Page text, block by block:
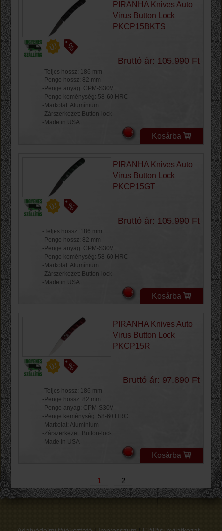
PIRANHA Knives Auto
Virus Button Lock
PKCP15BKTS
Bruttó ár: 105.990 Ft
-Teljes hossz: 186 mm
-Penge hossz: 82 mm
-Penge anyag: CPM-S30V
-Penge keménység: 58-60 HRC
-Markolat: Alumínium
-Zárszerkezet: Button-lock
-Made in USA
Kosárba
PIRANHA Knives Auto
Virus Button Lock
PKCP15GT
Bruttó ár: 105.990 Ft
-Teljes hossz: 186 mm
-Penge hossz: 82 mm
-Penge anyag: CPM-S30V
-Penge keménység: 58-60 HRC
-Markolat: Alumínium
-Zárszerkezet: Button-lock
-Made in USA
Kosárba
PIRANHA Knives Auto
Virus Button Lock
PKCP15R
Bruttó ár: 97.890 Ft
-Teljes hossz: 186 mm
-Penge hossz: 82 mm
-Penge anyag: CPM-S30V
-Penge keménység: 58-60 HRC
-Markolat: Alumínium
-Zárszerkezet: Button-lock
-Made in USA
Kosárba
1 2